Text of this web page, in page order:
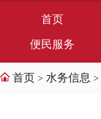
首页
便民服务
首页 > 水务信息 >